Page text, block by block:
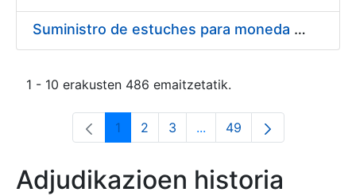
Suministro de estuches para moneda de 30 €
1 - 10 erakusten 486 emaitzetatik.
Orrialdea
1 Orrialdea
2 Orrialdea
3 ...Intermediate Pages Use
Orrialdea
49
Adjudikazioen historia